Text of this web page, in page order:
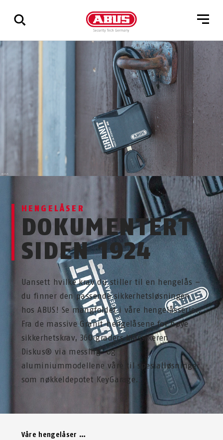
HENGELÅSER
DOKUMENTERT
SIDEN 1924
Uansett hvilke krav du stiller til en hengelås –
du finner den passende sikkerhetsløsningen
hos ABUS! Se mangfoldet i våre hengelåsserier.
Fra de massive Granit-hengelåsene for høye
sikkerhetskrav, 360-graders klassikeren
Diskus® via messing- og
aluminiummodellene våre til spesialløsninger
som nøkkeldepotet KeyGarage.
Våre hengelåser …